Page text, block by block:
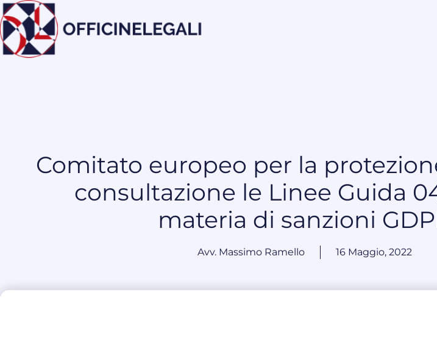
Comitato europeo per la
consultazione le Linee Guida
materia di sanzioni
Avv. Massimo Ramello 16 Maggio, 2022